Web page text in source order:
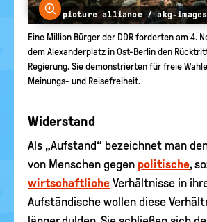
Bild vergrößern
© picture alliance / akg-
Eine Million Bürger der DDR forderten am 4.
dem Alexanderplatz in Ost-Berlin den
Regierung. Sie demonstrierten für freie
Meinungs- und Reisefreiheit.
Widerstand
Als „Aufstand“ bezeichnet man
von Menschen gegen politische,
wirtschaftliche Verhältnisse in
Aufständische wollen diese